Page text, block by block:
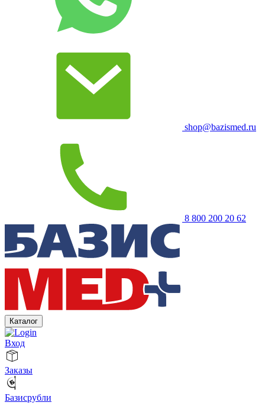
shop@bazismed.ru
8 800 200 20 62
Каталог
Вход
Заказы
Базисрубли